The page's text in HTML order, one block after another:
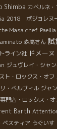
Shimba カベルネ
2018 ボジョレヌ
Masa chef Paellia
森高さん 試
ライン社 ドメー
ジュヴレイ・シャ
ト・ロックス・オフ
・ベルヴィル ジャ
門店・ロックス・オ
Barth
ベスティア うぐいす